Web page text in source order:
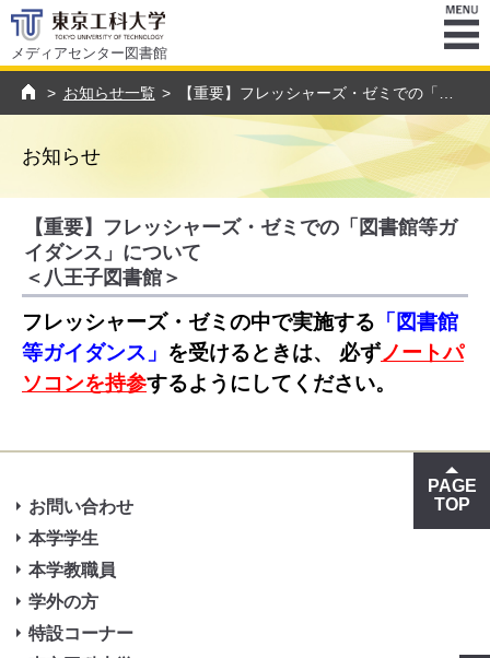
メディアセンター図書館
ENU
> お知らせ一覧 > 【重要】フレッシャーズ・ゼミでの「図書館等ガイダンス」について＜八王子キャンパス＞
お知らせ
【重要】フレッシャーズ・ゼミでの「図書館等ガ
イダンス」について
＜八王子図書館＞
フレッシャーズ・ゼミの中で実施する 「図書館
等ガイダンス」 を受けるときは、 必ずノートパ
ソコンを持参するようにしてください。
お問い合わせ
本学学生
本学教職員
学外の方
特設コーナー
PAGE
TOP